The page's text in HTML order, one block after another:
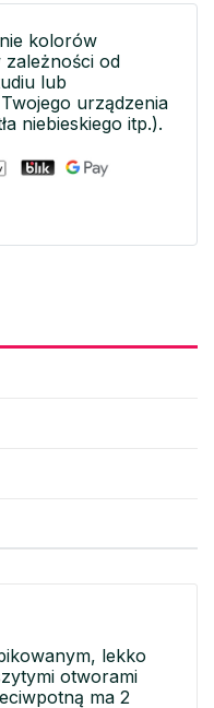
kolorów
od
lub
urządzenia
niebieskiego itp.).
lekko
otworami
ma 2